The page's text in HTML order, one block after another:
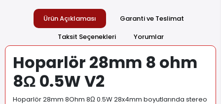
Ürün Açıklaması
Garanti ve Teslimat
Taksit Seçenekleri
Yorumlar
Hoparlör 28mm 8 ohm
8Ω 0.5W V2
Hoparlör 28mm 8Ohm 8Ω 0.5W 28x4mm boyutlarında stereo